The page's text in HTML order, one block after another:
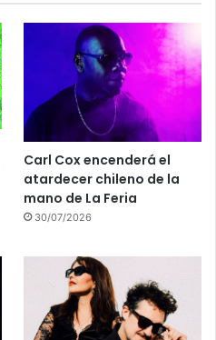
Carl Cox encenderá el
atardecer chileno de la
mano de La Feria
30/07/2026